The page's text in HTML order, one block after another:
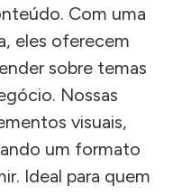
Com uma
eles oferecem
sobre temas
Nossas
visuais,
um formato
Ideal para quem